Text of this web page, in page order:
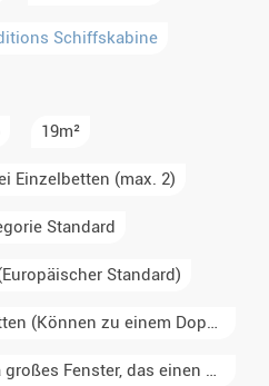
Schiffskabine
19m²
Einzelbetten (max. 2)
Standard
Standard)
Umwandelbare Einzelbetten (Können zu einem Doppelbett kombiniert werden)
Panorama Fenster (Extra großes Fenster, das einen Großteil der Kabinenwand einnimmt)